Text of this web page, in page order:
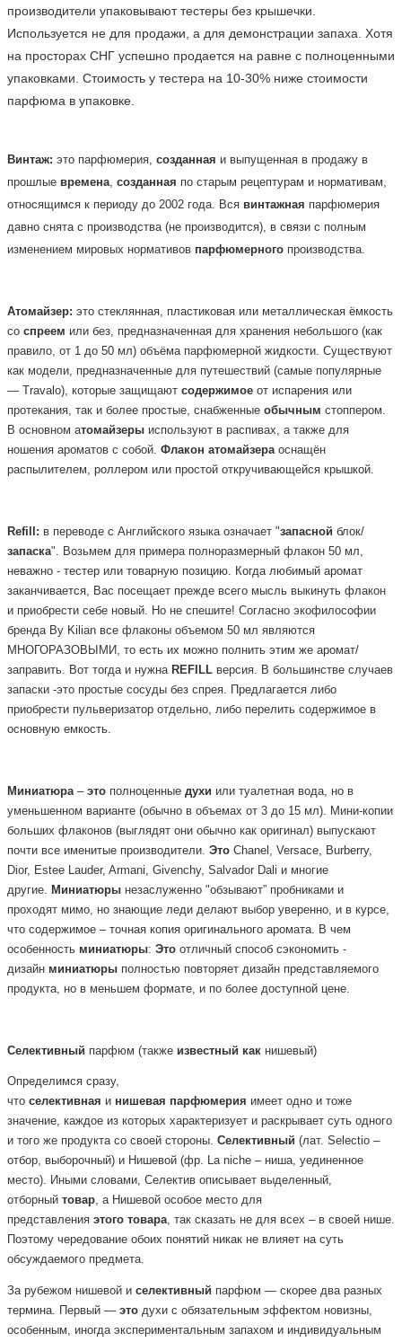
производители упаковывают тестеры без крышечки.
Используется не для продажи, а для демонстрации запаха. Хотя
на просторах СНГ успешно продается на равне с полноценными
упаковками. Стоимость у тестера на 10-30% ниже стоимости
парфюма в упаковке.
Винтаж: это парфюмерия, созданная и выпущенная в продажу в
прошлые времена созданная по старым рецептурам и нормативам,
относящимся к периоду до 2002 года. Вся винтажная парфюмерия
давно снята с производства (не производится), в связи с полным
изменением мировых нормативов парфюмерного производства.
Атомайзер: это стеклянная, пластиковая или металлическая ёмкость
со спреем или без, предназначенная для хранения небольшого (как
правило, от 1 до 50 мл) объёма парфюмерной жидкости. Существуют
как модели, предназначенные для путешествий (самые популярные
— Travalo), которые защищают содержимое от испарения или
протекания, так и более простые, снабженные обычным стоппером.
В основном атомайзеры используют в распивах, а также для
ношения ароматов с собой. Флакон атомайзераоснащён
распылителем, роллером или простой откручивающейся крышкой.
Refill: в переводе с Английского языка означает "запасной блок/
запаска". Возьмем для примера полноразмерный флакон 50 мл,
неважно - тестер или товарную позицию. Когда любимый аромат
заканчивается, Вас посещает прежде всего мысль выкинуть флакон
и приобрести себе новый. Но не спешите! Согласно экофилософии
бренда By Kilian все флаконы объемом 50 мл являются
МНОГОРАЗОВЫМИ, то есть их можно полнить этим же аромат/
заправить. Вот тогда и нужна REFILL версия. В большинстве случаев
запаски -это простые сосуды без спрея. Предлагается либо
приобрести пульверизатор отдельно, либо перелить содержимое в
основную емкость.
Миниатюра – это полноценные духи или туалетная вода, но в
уменьшенном варианте (обычно в объемах от 3 до 15 мл). Мини-копии
больших флаконов (выглядят они обычно как оригинал) выпускают
почти все именитые производители. Это Chanel, Versace, Burberry,
Dior, Estee Lauder, Armani, Givenchy, Salvador Dali и многие
другие. Миниатюры незаслуженно "обзывают” пробниками и
проходят мимо, но знающие леди делают выбор уверенно, и в курсе,
что содержимое – точная копия оригинального аромата. В чем
особенность миниатюры: Это отличный способ сэкономить -
дизайн миниатюры полностью повторяет дизайн представляемого
продукта, но в меньшем формате, и по более доступной цене.
Селективный парфюм (также известный как нишевый)
Определимся сразу,
что селективная и нишевая парфюмерия имеет одно и тоже
значение, каждое из которых характеризует и раскрывает суть одного
и того же продукта со своей стороны. Селективный (лат. Selectio –
отбор, выборочный) и Нишевой (фр. La niche – ниша, уединенное
место). Иными словами, Селектив описывает выделенный,
отборный товар, а Нишевой особое место для
представления этого товара, так сказать не для всех – в своей нише.
Поэтому чередование обоих понятий никак не влияет на суть
обсуждаемого предмета.
За рубежом нишевой и селективный парфюм — скорее два разных
термина. Первый — это духи с обязательным эффектом новизны,
особенным, иногда экспериментальным запахом и индивидуальным